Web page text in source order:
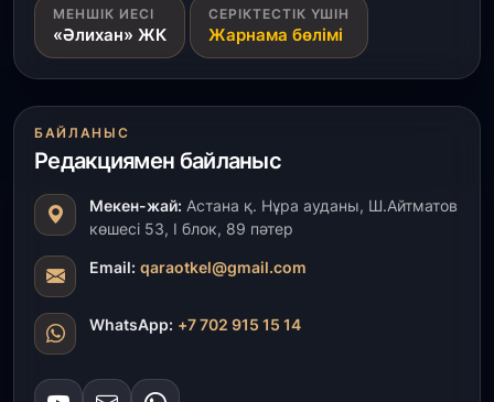
1 тамыз, 2026
Кинопоиск Қазақстан азаматтарының ең
танымал онлайн-кинотеатрына айналды
Ақмола облысындағы кездесуде кәсіпкерлер мен
ұстаздар «Әділет» партиясына өз ұсыныстарын
айтты
31 шілде, 2026
ҚР Президенті Орталық Азия елдеріне
ұзақмерзімді ынтымақтастық жоспарын әзірлеуді
ұсынды
31 шілде, 2026
«Ауыл аманаты»: Түркістанда 30,2 млрд теңгеге
МЕНШІК ИЕСІ
«Әлихан» ЖК
СЕРІКТЕСТІК ҮШІН
Жарнама бөлімі
БАЙЛАНЫС
Редакциямен байланыс
Мекен-жай: Астана қ. Нұра ауданы, Ш.Айтматов
көшесі 53, І блок, 89 пәтер
Email: qaraotkel@gmail.com
WhatsApp: +7 702 915 15 14